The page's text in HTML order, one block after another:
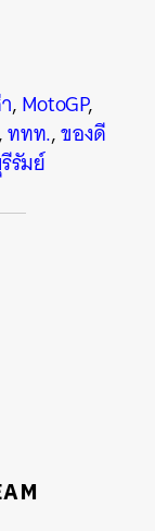
,MotoGP,
,ททท.,ของดี
รัมย์